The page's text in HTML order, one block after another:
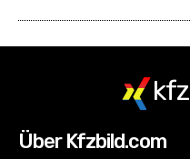
kfz
Über Kfzbild.com